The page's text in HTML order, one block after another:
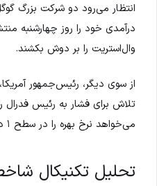
انتظار می‌رود دو شرکت بزرگ
درآمدی خود را روز چهارشنبه
وال‌استریت را بر دوش بکشند.
از سوی دیگر، رئیس‌جمهور
تلاش برای فشار به رئیس فدرال
می‌خواهد نرخ بهره را در سطح ۱ درصد یا کمتر نگه دارد.
تحلیل تکنیکال